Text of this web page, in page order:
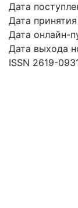
Дата
Дата
Дата онлайн-
Дата выхода
ISSN 2619-